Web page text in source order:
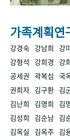
VR 역사관
가족계획연
강경숙 강남희 강
강형석
강희경 강
공세권 곽복심 국
권희자 김구환 김
김난희
김명희 김
김성희
김순남 김
김옥실
김옥주 김